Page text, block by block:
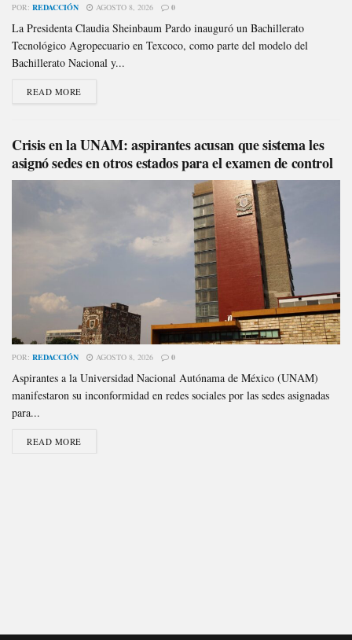
POR: REDACCIÓN AGOSTO 8, 2026 0
La Presidenta Claudia Sheinbaum Pardo inauguró un Bachillerato
Tecnológico Agropecuario en Texcoco, como parte del modelo del
Bachillerato Nacional y...
READ MORE
Crisis en la UNAM: aspirantes acusan que sistema les
asignó sedes en otros estados para el examen de control
POR: REDACCIÓN AGOSTO 8, 2026 0
Aspirantes a la Universidad Nacional Autónama de México (UNAM)
manifestaron su inconformidad en redes sociales por las sedes asignadas
para...
READ MORE